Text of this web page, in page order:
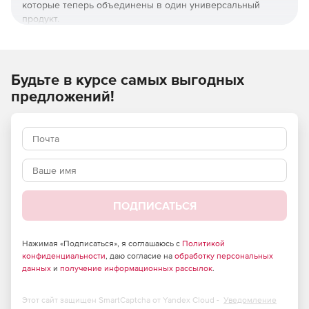
которые теперь объединены в один универсальный
продукт.
расчета с покупателями.
рабочего места.
Позволяет сократить очереди в кассы.
Интуитивно понятен и прост в работе, не требует
Повышает лояльность клиентов.
Будьте в курсе самых выгодных
предложений!
ПОДПИСАТЬСЯ
Нажимая «Подписаться», я соглашаюсь с Политикой
конфиденциальности, даю согласие на обработку персональных
данных и получение информационных рассылок.
Этот сайт защищен SmartCaptcha от Yandex Cloud - Уведомление